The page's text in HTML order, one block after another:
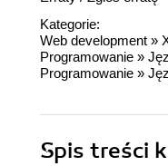
Kategorie:
Web development »
Programowanie »
Programowanie »
Spis treści